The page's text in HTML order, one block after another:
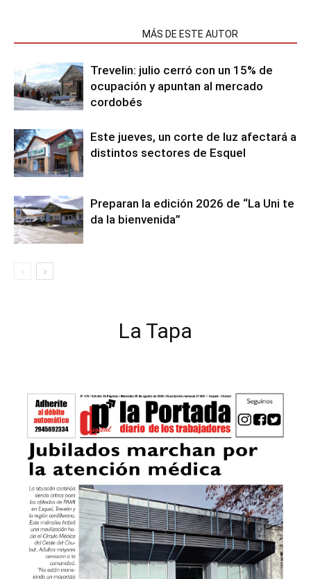
MÁS DE ESTE AUTOR
Trevelin: julio cerró con un 15% de
ocupación y apuntan al mercado
cordobés
Este jueves, un corte de luz afectará a
distintos sectores de Esquel
Preparan la edición 2026 de “La Uni te
da la bienvenida”
La Tapa